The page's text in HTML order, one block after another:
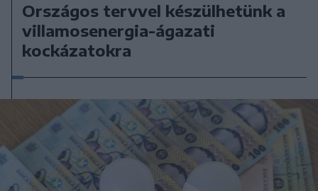
Országos tervvel készülhetünk a
villamosenergia-ágazati
kockázatokra